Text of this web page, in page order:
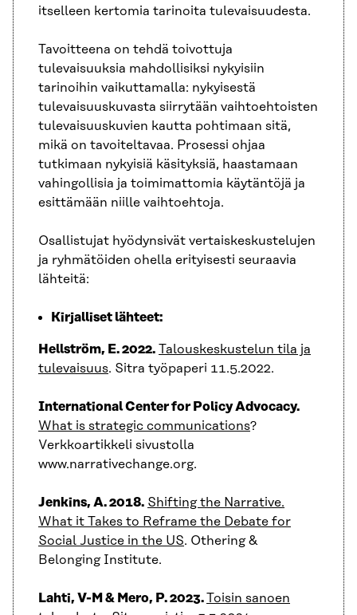
itselleen kertomia tarinoita tulevaisuudesta.
Tavoitteena on tehdä toivottuja
tulevaisuuksia mahdollisiksi nykyisiin
tarinoihin vaikuttamalla: nykyisestä
tulevaisuuskuvasta siirrytään vaihtoehtoisten
tulevaisuuskuvien kautta pohtimaan sitä,
mikä on tavoiteltavaa. Prosessi ohjaa
tutkimaan nykyisiä käsityksiä, haastamaan
vahingollisia ja toimimattomia käytäntöjä ja
esittämään niille vaihtoehtoja.
Osallistujat hyödynsivät vertaiskeskustelujen
ja ryhmätöiden ohella erityisesti seuraavia
lähteitä:
Kirjalliset lähteet:
Hellström, E. 2022. Talouskeskustelun tila ja
tulevaisuus. Sitra työpaperi 11.5.2022.
International Center for Policy Advocacy.
What is strategic communications?
Verkkoartikkeli sivustolla
www.narrativechange.org.
Jenkins, A. 2018. Shifting the Narrative.
What it Takes to Reframe the Debate for
Social Justice in the US. Othering &
Belonging Institute.
Lahti, V-M & Mero, P. 2023.Toisin sanoen